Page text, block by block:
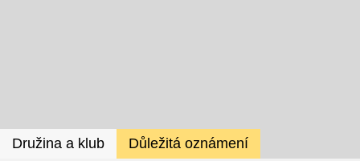
Družina a klub Důležitá oznámení